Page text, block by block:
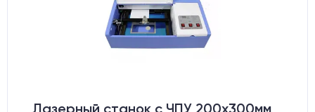
Лазерный станок c ЧПУ 200х300мм